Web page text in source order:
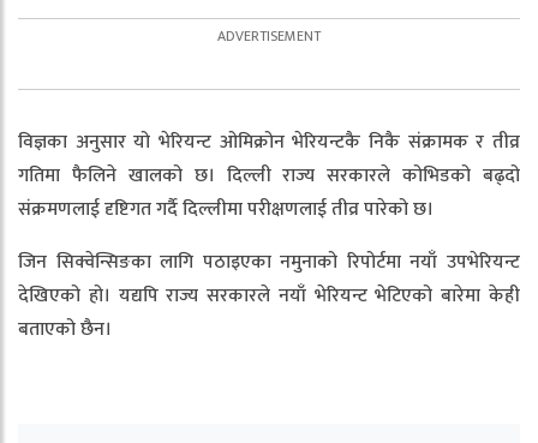
विज्ञका अनुसार यो भेरियन्ट ओमिक्रोन भेरियन्टकै निकै संक्रामक र तीव्र
गतिमा फैलिने खालको छ। दिल्ली राज्य सरकारले कोभिडको बढ्दो
संक्रमणलाई दृष्टिगत गर्दै दिल्लीमा परीक्षणलाई तीव्र पारेको छ।
जिन सिक्वेन्सिङका लागि पठाइएका नमुनाको रिपोर्टमा नयाँ उपभेरियन्ट
देखिएको हो। यद्यपि राज्य सरकारले नयाँ भेरियन्ट भेटिएको बारेमा केही
बताएको छैन।